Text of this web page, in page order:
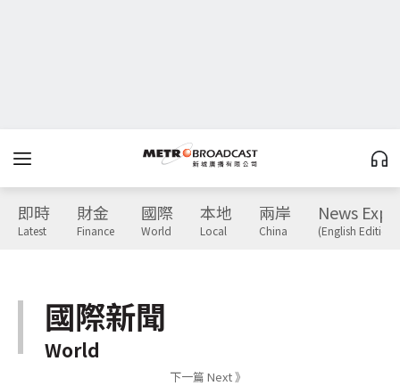
即時
Latest
財金
Finance
國際
World
本地
Local
兩岸
China
News
(English Edition)
國際新聞
World
下一篇 Next 》